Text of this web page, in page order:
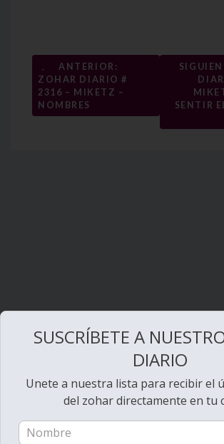
Navegación
de
entradas
←
ANTERIOR:
ZOHAR DIARIO #
2316 – MIKETZ –
NOMBRES
SENTIR
SUSCRÍBETE A
DIARIO
Unete a nuestra lista para recibir el
del zohar directamente en tu